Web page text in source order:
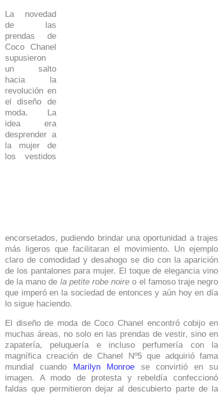
La novedad
de las
prendas de
Coco Chanel
supusieron
un salto
hacia la
revolución en
el diseño de
moda. La
idea era
desprender a
la mujer de
los vestidos
encorsetados, pudiendo brindar una oportunidad a trajes
más ligeros que facilitaran el movimiento. Un ejemplo
claro de comodidad y desahogo se dio con la aparición
de los pantalones para mujer. El toque de elegancia vino
de la mano de la petite robe noire o el famoso traje negro
que imperó en la sociedad de entonces y aún hoy en día
lo sigue haciendo.
El diseño de moda de Coco Chanel encontró cobijo en
muchas áreas, no solo en las prendas de vestir, sino en
zapatería, peluquería e incluso perfumería con la
magnífica creación de Chanel Nº5 que adquirió fama
mundial cuando Marilyn Monroe se convirtió en su
imagen. A modo de protesta y rebeldía confeccionó
faldas que permitieron dejar al descubierto parte de la